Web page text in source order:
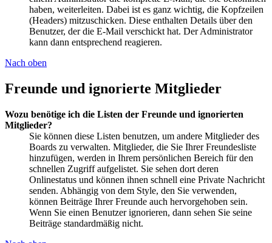
haben, weiterleiten. Dabei ist es ganz wichtig, die Kopfzeilen
(Headers) mitzuschicken. Diese enthalten Details über den
Benutzer, der die E-Mail verschickt hat. Der Administrator
kann dann entsprechend reagieren.
Nach oben
Freunde und ignorierte Mitglieder
Wozu benötige ich die Listen der Freunde und ignorierten
Mitglieder?
Sie können diese Listen benutzen, um andere Mitglieder des
Boards zu verwalten. Mitglieder, die Sie Ihrer Freundesliste
hinzufügen, werden in Ihrem persönlichen Bereich für den
schnellen Zugriff aufgelistet. Sie sehen dort deren
Onlinestatus und können ihnen schnell eine Private Nachricht
senden. Abhängig von dem Style, den Sie verwenden,
können Beiträge Ihrer Freunde auch hervorgehoben sein.
Wenn Sie einen Benutzer ignorieren, dann sehen Sie seine
Beiträge standardmäßig nicht.